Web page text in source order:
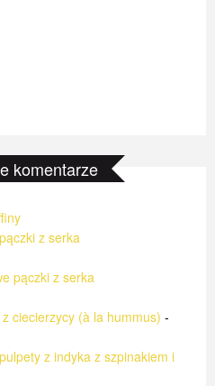
komentarze
z serka
pączki z serka
ciecierzycy (à la hummus) -
z indyka z szpinakiem i